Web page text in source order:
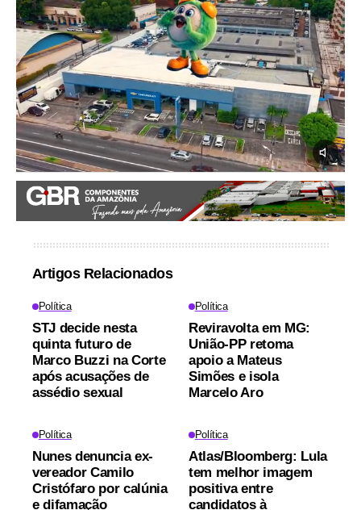
Artigos Relacionados
Política
STJ decide nesta
quinta futuro de
Marco Buzzi na Corte
após acusações de
assédio sexual
Política
Reviravolta em MG:
União-PP retoma
apoio a Mateus
Simões e isola
Marcelo Aro
Política
Nunes denuncia ex-
vereador Camilo
Cristófaro por calúnia
e difamação
Política
Atlas/Bloomberg: Lula
tem melhor imagem
positiva entre
candidatos à